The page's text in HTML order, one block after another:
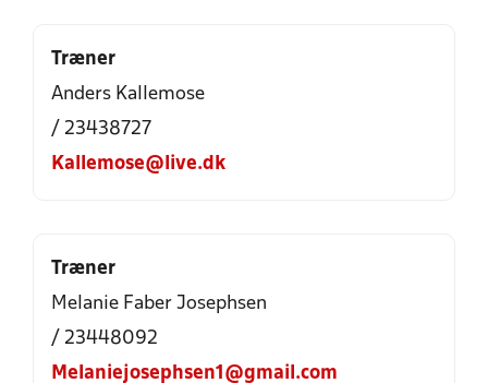
Træner
Anders Kallemose
/ 23438727
Kallemose@live.dk
Træner
Melanie Faber Josephsen
/ 23448092
Melaniejosephsen1@gmail.com